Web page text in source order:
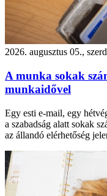
2026. augusztus 05.,
A munka sokak
munkaidővel
Egy esti e-mail, egy
a szabadság alatt sokak
az állandó elérhetőség